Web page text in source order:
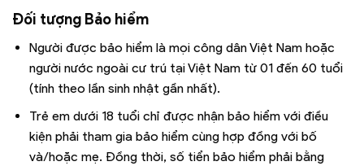
Đối tượng Bảo hiểm
Người được bảo hiểm là mọi công dân Việt Nam hoặc
người nước ngoài cư trú tại Việt Nam từ 01 đến 60 tuổi
(tính theo lần sinh nhật gần nhất).
Trẻ em dưới 18 tuổi chỉ được nhận bảo hiểm với điều
kiện phải tham gia bảo hiểm cùng hợp đồng với bố
và/hoặc mẹ. Đồng thời, số tiển bảo hiểm phải bằng